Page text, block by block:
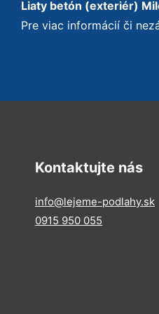
Liaty betón (exteriér)
Pre viac informácií či
Kontaktujte nás
info@lejeme-podlahy.sk
0915 950 055